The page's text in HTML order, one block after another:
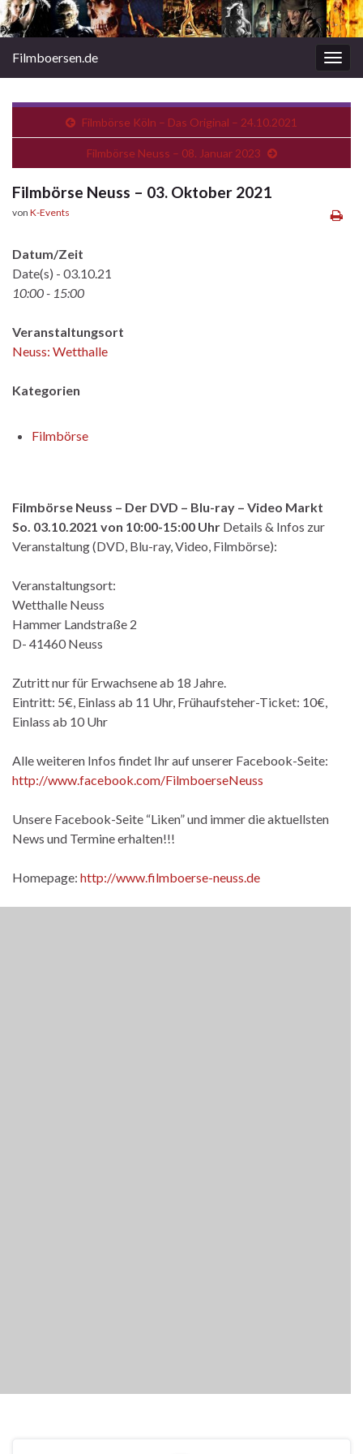
Filmboersen.de
Filmbörse Köln – Das Original – 24.10.2021
Filmbörse Neuss – 08. Januar 2023
Filmbörse Neuss – 03. Oktober 2021
von K-Events
Datum/Zeit
Date(s) - 03.10.21
10:00 - 15:00
Veranstaltungsort
Neuss: Wetthalle
Kategorien
Filmbörse
Filmbörse Neuss – Der DVD – Blu-ray – Video Markt
So. 03.10.2021 von 10:00-15:00 Uhr Details & Infos zur
Veranstaltung (DVD, Blu-ray, Video, Filmbörse):
Veranstaltungsort:
Wetthalle Neuss
Hammer Landstraße 2
D- 41460 Neuss
Zutritt nur für Erwachsene ab 18 Jahre.
Eintritt: 5€, Einlass ab 11 Uhr, Frühaufsteher-Ticket: 10€,
Einlass ab 10 Uhr
Alle weiteren Infos findet Ihr auf unserer Facebook-Seite:
http://www.facebook.com/FilmboerseNeuss
Unsere Facebook-Seite “Liken” und immer die aktuellsten
News und Termine erhalten!!!
Homepage: http://www.filmboerse-neuss.de